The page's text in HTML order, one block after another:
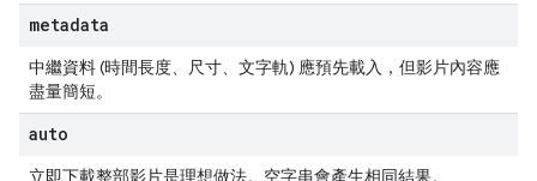
metadata
中繼資料 (時間長度、尺寸、文字軌) 應預先載入，但影片內容應
盡量簡短。
auto
立即下載整部影片是理想做法。空字串會產生相同結果。